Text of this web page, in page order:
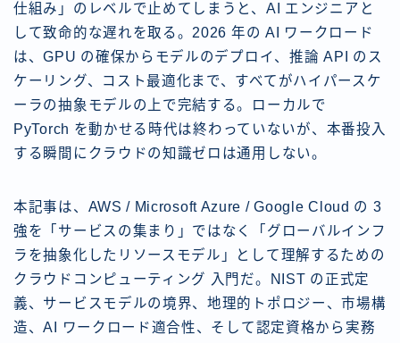
仕組み」のレベルで止めてしまうと、AI エンジニアと
して致命的な遅れを取る。2026 年の AI ワークロード
は、GPU の確保からモデルのデプロイ、推論 API のス
ケーリング、コスト最適化まで、すべてがハイパースケ
ーラの抽象モデルの上で完結する。ローカルで
PyTorch を動かせる時代は終わっていないが、本番投入
する瞬間にクラウドの知識ゼロは通用しない。
本記事は、AWS / Microsoft Azure / Google Cloud の 3
強を「サービスの集まり」ではなく「グローバルインフ
ラを抽象化したリソースモデル」として理解するための
クラウドコンピューティング 入門だ。NIST の正式定
義、サービスモデルの境界、地理的トポロジー、市場構
造、AI ワークロード適合性、そして認定資格から実務